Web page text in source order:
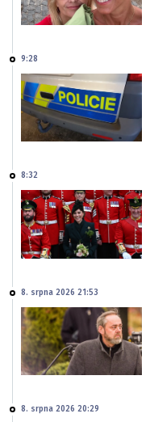
9:28
8:32
8. srpna 2026 21:53
8. srpna 2026 20:29